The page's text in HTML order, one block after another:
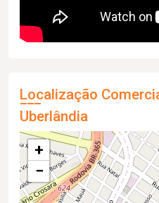
Localização
Uberlândia
+
−